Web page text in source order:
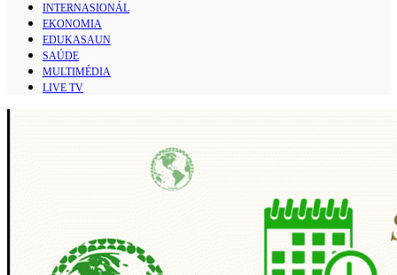
INTERNASIONÁL
EKONOMIA
EDUKASAUN
SAÚDE
MULTIMÉDIA
LIVE TV